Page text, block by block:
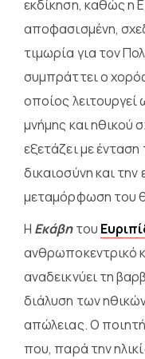
εκδίκηση, καθώς η
αποφασισμένη,
τιμωρία για τον
συμπράττει ο
οποίος
μνήμης και ηθικού
εξετάζει με
δικαιοσύνη και
μεταμόρφωση του
Η Εκάβητου
ανθρωποκεντρικό
αναδεικνύει τη
διάλυση των
απώλειας. Ο
που, παρά την